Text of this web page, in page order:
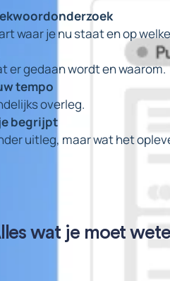
waar je nu staat en op
er gedaan wordt en waarom.
tempo
overleg.
begrijpt
uitleg, maar wat het
wat je moet